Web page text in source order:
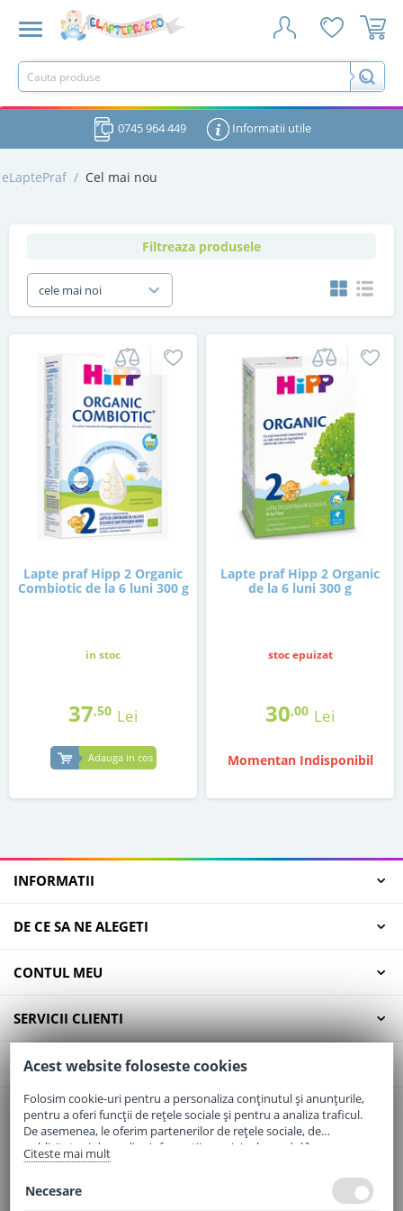
0745 964 449 Informatii utile
eLaptePraf / Cel mai nou
Filtreaza produsele
cele mai noi
Lapte praf Hipp 2 Organic
Combiotic de la 6 luni 300 g
in stoc
37,50 Lei
Adauga in cos
Lapte praf Hipp 2 Organic
de la 6 luni 300 g
stoc epuizat
30,00 Lei
Momentan Indisponibil
INFORMATII
DE CE SA NE ALEGETI
CONTUL MEU
SERVICII CLIENTI
CONTACT
Email:office@elaptepraf.ro
Telefon:0745-964-449
Adresa:Sos. Borsului, Nr. 20, Oradea, Jud. Bihor
Acest website foloseste cookies
Folosim cookie-uri pentru a personaliza conținutul și anunțurile,
pentru a oferi funcții de rețele sociale și pentru a analiza traficul.
De asemenea, le oferim partenerilor de rețele sociale, de
publicitate și de analize informații cu privire la modul în care
folosiți site-ul nostru. Aceștia le pot combina cu alte informații
Citeste mai mult
Necesare